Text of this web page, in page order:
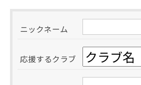
ニックネーム
応援するクラブ